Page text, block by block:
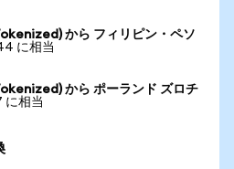
から フィリピン・ペソ
に相当
から ポーランド ズロチ
に相当